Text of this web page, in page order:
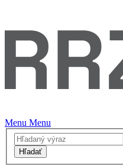
Menu Menu
Hľadať